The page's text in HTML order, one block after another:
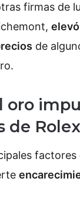
firmas de
de
oro
de Rolex